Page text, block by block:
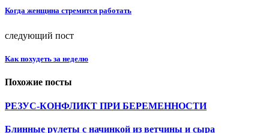
Когда женщина стремится работать
следующий пост
Как похудеть за неделю
Похожие посты
РЕЗУС-КОНФЛИКТ ПРИ БЕРЕМЕННОСТИ
Блинные рулеты с начинкой из ветчины и сыра